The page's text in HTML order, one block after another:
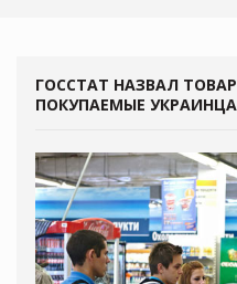
ГОССТАТ НАЗВАЛ
ПОКУПАЕМЫЕ